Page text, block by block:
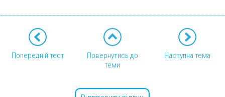
Попередній тест
Повернутись до
теми
Наступна тема